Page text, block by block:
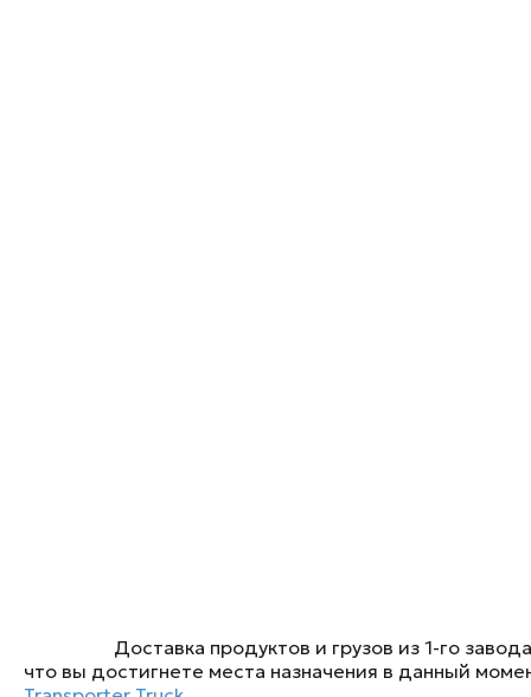
Доставка продуктов и грузов из 1-го завода
что вы достигнете места назначения в данный